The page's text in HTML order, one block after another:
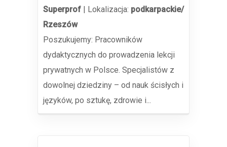
Superprof | Lokalizacja: podkarpackie/
Rzeszów
Poszukujemy: Pracowników
dydaktycznych do prowadzenia lekcji
prywatnych w Polsce. Specjalistów z
dowolnej dziedziny – od nauk ścisłych i
języków, po sztukę, zdrowie i...